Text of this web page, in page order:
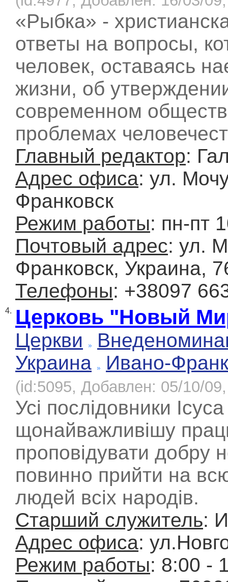
«Рыбка» -
ответы на вопросы,
человек, оставаясь
жизни, об
современном
проблемах
Главный редактор:
Адрес офиса: ул.
Франковск
Режим работы: пн-пт
Почтовый адрес: ул.
Франковск, Украина,
Телефоны: +38097
4. Церковь "Новый
Церкви
Украина
Ивано-
(id:5095, Добавлен: 05/10/
Усі послідовники
щонайважливішу
проповідувати добру
повинно прийти на
людей всіх народів.
Старший служитель:
Адрес офиса:
Режим работы: 8:00 -